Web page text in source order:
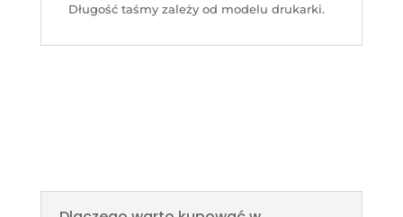
Długość taśmy zależy od modelu drukarki.